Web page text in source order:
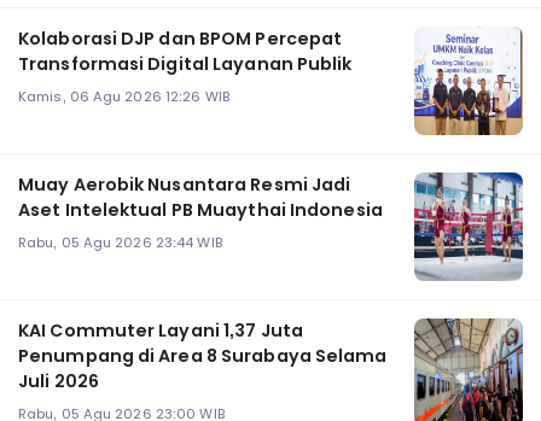
Kolaborasi DJP dan BPOM Percepat
Transformasi Digital Layanan Publik
Kamis, 06 Agu 2026 12:26 WIB
Muay Aerobik Nusantara Resmi Jadi
Aset Intelektual PB Muaythai Indonesia
Rabu, 05 Agu 2026 23:44 WIB
KAI Commuter Layani 1,37 Juta
Penumpang di Area 8 Surabaya Selama
Juli 2026
Rabu, 05 Agu 2026 23:00 WIB